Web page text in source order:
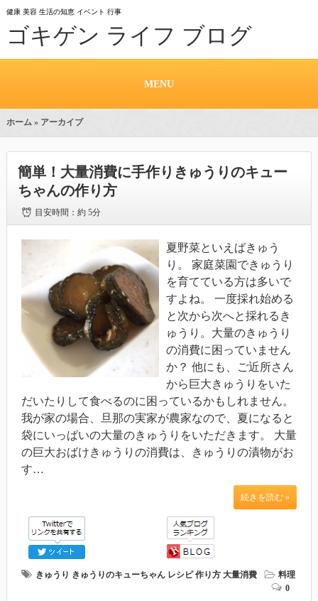
健康 美容 生活の知恵 イベント 行事
ゴキゲン ライフ ブログ
MENU
ホーム» アーカイブ
簡単！大量消費に手作りきゅうりのキュー
ちゃんの作り方
目安時間：約 5分
夏野菜といえばきゅう
り。 家庭菜園できゅうり
を育てている方は多いで
すよね。 一度採れ始める
と次から次へと採れるき
ゅうり。大量のきゅうり
の消費に困っていません
か？ 他にも、ご近所さん
から巨大きゅうりをいた
だいたりして食べるのに困っているかもしれません。
我が家の場合、旦那の実家が農家なので、夏になると
袋にいっぱいの大量のきゅうりをいただきます。 大量
の巨大おばけきゅうりの消費は、きゅうりの漬物がお
す…
続きを読む »
きゅうり きゅうりのキューちゃん レシピ 作り方 大量消費
料理
0